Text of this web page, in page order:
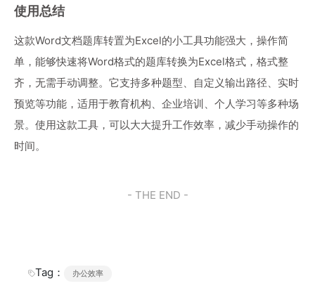
使用总结
这款Word文档题库转置为Excel的小工具功能强大，操作简
单，能够快速将Word格式的题库转换为Excel格式，格式整
齐，无需手动调整。它支持多种题型、自定义输出路径、实时
预览等功能，适用于教育机构、企业培训、个人学习等多种场
景。使用这款工具，可以大大提升工作效率，减少手动操作的
时间。
- THE END -
Tag： 办公效率